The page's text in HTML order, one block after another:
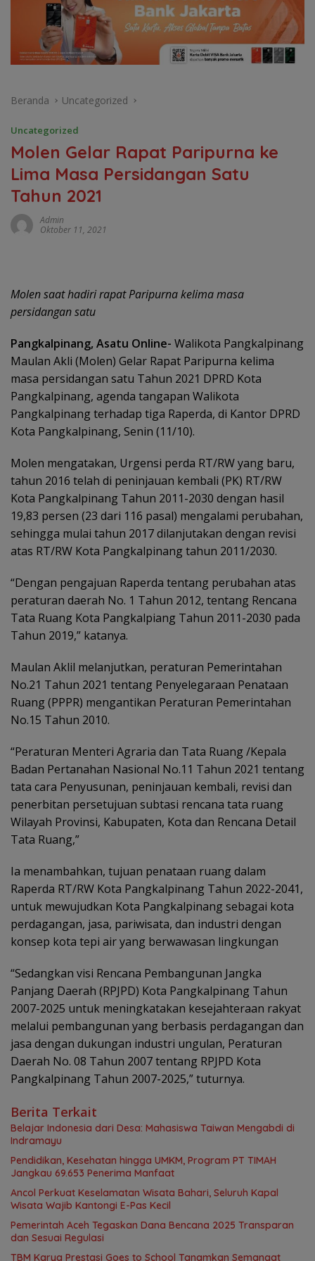
Beranda Uncategorized
Uncategorized
Molen Gelar Rapat Paripurna ke
Lima Masa Persidangan Satu
Tahun 2021
Admin
Oktober 11, 2021
Molen saat hadiri rapat Paripurna kelima masa
persidangan satu
Pangkalpinang, Asatu Online- Walikota Pangkalpinang
Maulan Akli (Molen) Gelar Rapat Paripurna kelima
masa persidangan satu Tahun 2021 DPRD Kota
Pangkalpinang, agenda tangapan Walikota
Pangkalpinang terhadap tiga Raperda, di Kantor DPRD
Kota Pangkalpinang, Senin (11/10).
Molen mengatakan, Urgensi perda RT/RW yang baru,
tahun 2016 telah di peninjauan kembali (PK) RT/RW
Kota Pangkalpinang Tahun 2011-2030 dengan hasil
19,83 persen (23 dari 116 pasal) mengalami perubahan,
sehingga mulai tahun 2017 dilanjutakan dengan revisi
atas RT/RW Kota Pangkalpinang tahun 2011/2030.
“Dengan pengajuan Raperda tentang perubahan atas
peraturan daerah No. 1 Tahun 2012, tentang Rencana
Tata Ruang Kota Pangkalpiang Tahun 2011-2030 pada
Tahun 2019,” katanya.
Maulan Aklil melanjutkan, peraturan Pemerintahan
No.21 Tahun 2021 tentang Penyelegaraan Penataan
Ruang (PPPR) mengantikan Peraturan Pemerintahan
No.15 Tahun 2010.
“Peraturan Menteri Agraria dan Tata Ruang /Kepala
Badan Pertanahan Nasional No.11 Tahun 2021 tentang
tata cara Penyusunan, peninjauan kembali, revisi dan
penerbitan persetujuan subtasi rencana tata ruang
Wilayah Provinsi, Kabupaten, Kota dan Rencana Detail
Tata Ruang,”
Ia menambahkan, tujuan penataan ruang dalam
Raperda RT/RW Kota Pangkalpinang Tahun 2022-2041,
untuk mewujudkan Kota Pangkalpinang sebagai kota
perdagangan, jasa, pariwisata, dan industri dengan
konsep kota tepi air yang berwawasan lingkungan
“Sedangkan visi Rencana Pembangunan Jangka
Panjang Daerah (RPJPD) Kota Pangkalpinang Tahun
2007-2025 untuk meningkatakan kesejahteraan rakyat
melalui pembangunan yang berbasis perdagangan dan
jasa dengan dukungan industri ungulan, Peraturan
Daerah No. 08 Tahun 2007 tentang RPJPD Kota
Pangkalpinang Tahun 2007-2025,” tuturnya.
Berita Terkait
Belajar Indonesia dari Desa: Mahasiswa Taiwan Mengabdi di
Indramayu
Pendidikan, Kesehatan hingga UMKM, Program PT TIMAH
Jangkau 69.653 Penerima Manfaat
Ancol Perkuat Keselamatan Wisata Bahari, Seluruh Kapal
Wisata Wajib Kantongi E-Pas Kecil
Pemerintah Aceh Tegaskan Dana Bencana 2025 Transparan
dan Sesuai Regulasi
TBM Karya Prestasi Goes to School Tanamkan Semangat